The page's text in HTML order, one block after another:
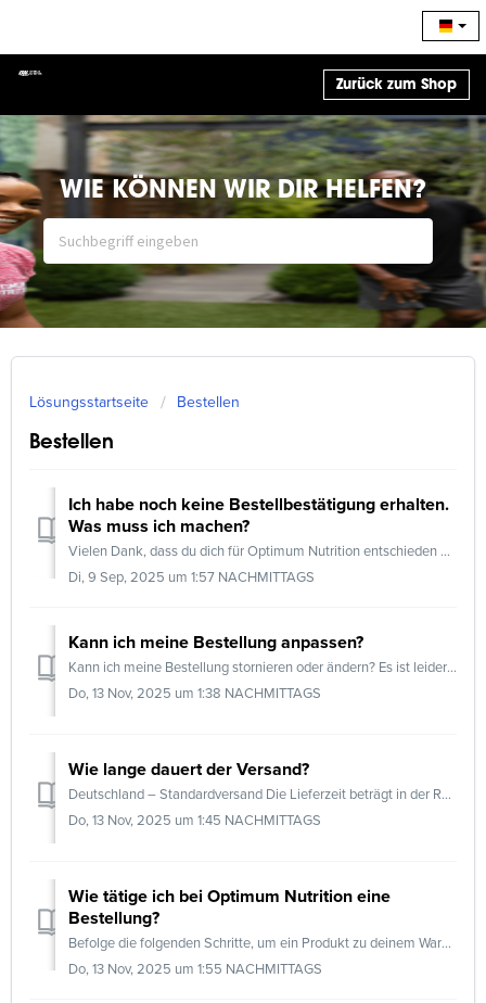
Zurück zum Shop
WIE KÖNNEN WIR DIR HELFEN?
Lösungsstartseite Bestellen
Bestellen
Ich habe noch keine Bestellbestätigung erhalten.
Was muss ich machen?
Vielen Dank, dass du dich für Optimum Nutrition entschieden hast! Du erhältst eine Bestellbestätigung per E-Mail, sobald dein Paket versendet wurde – in de...
Di, 9 Sep, 2025 um 1:57 NACHMITTAGS
Kann ich meine Bestellung anpassen?
Kann ich meine Bestellung stornieren oder ändern? Es ist leider nicht möglich, deine Bestellung nach der Aufgabe zu ändern oder zu stornieren. Sobald deine ...
Do, 13 Nov, 2025 um 1:38 NACHMITTAGS
Wie lange dauert der Versand?
Deutschland – Standardversand Die Lieferzeit beträgt in der Regel 2 bis 4 Arbeitstage. Die Versandkosten liegen bei € 3,50. Ab einem Bestellwert von € 55,00...
Do, 13 Nov, 2025 um 1:45 NACHMITTAGS
Wie tätige ich bei Optimum Nutrition eine
Bestellung?
Befolge die folgenden Schritte, um ein Produkt zu deinem Warenkorb hinzuzufügen. Schritt 1: Wähle den Geschmack Öffne die Produktseite und wähle deinen...
Do, 13 Nov, 2025 um 1:55 NACHMITTAGS